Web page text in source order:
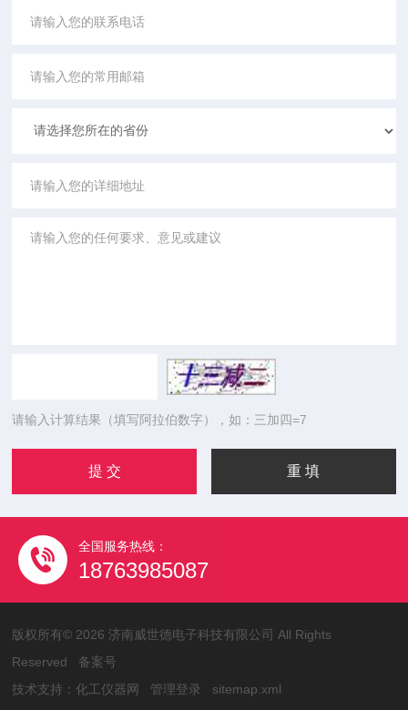
请输入计算结果（填写阿拉伯数字），如：三加四=7
全国服务热线：
18763985087
版权所有© 2026 济南威世德电子科技有限公司 All Rights
Reserved 备案号
技术支持：化工仪器网 管理登录 sitemap.xml